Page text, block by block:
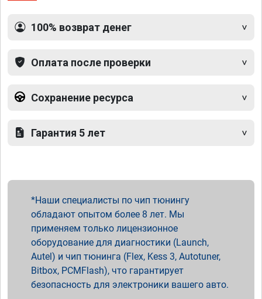
100% возврат денег
Оплата после проверки
Сохранение ресурса
Гарантия 5 лет
Наши специалисты по чип тюнингу
обладают опытом более 8 лет. Мы
применяем только лицензионное
оборудование для диагностики (Launch,
Autel) и чип тюнинга (Flex, Kess 3, Autotuner,
Bitbox, PCMFlash), что гарантирует
безопасность для электроники вашего авто.